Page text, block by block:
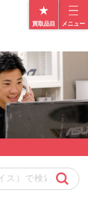
メニュー
買取品目